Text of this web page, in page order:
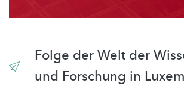
Folge der Welt der
und Forschung in